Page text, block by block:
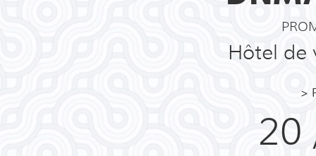
Hôtel de
>
20